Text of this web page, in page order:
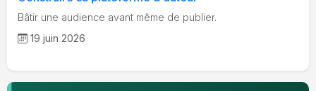
Bâtir une audience avant même de publier.
19 juin 2026